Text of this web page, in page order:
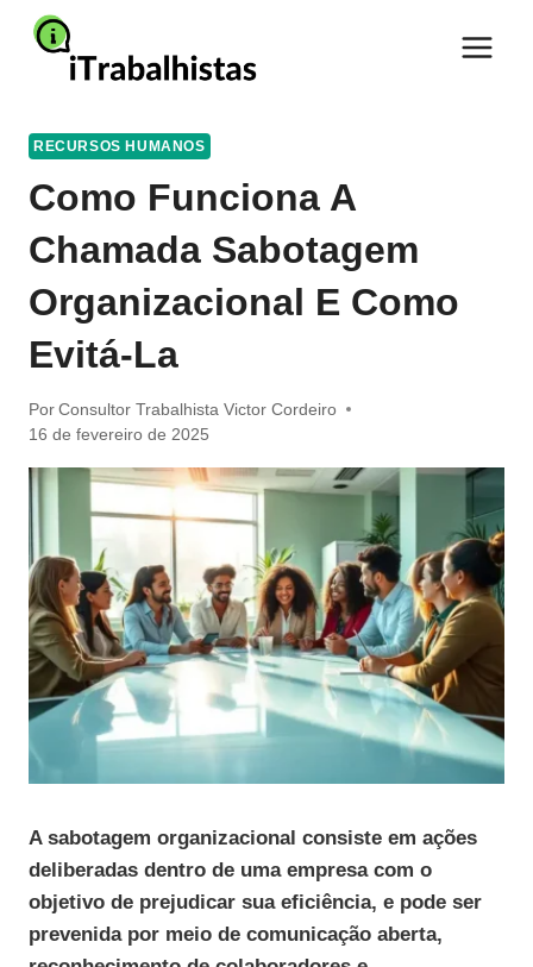
Pular
para
RECURSOS HUMANOS
Como Funciona A
Chamada Sabotagem
Organizacional E Como
Evitá-La
Por Consultor Trabalhista Victor Cordeiro
16 de fevereiro de 2025
A sabotagem organizacional consiste em ações
deliberadas dentro de uma empresa com o
objetivo de prejudicar sua eficiência, e pode ser
prevenida por meio de comunicação aberta,